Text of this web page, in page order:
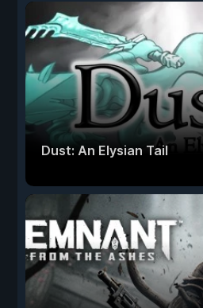
Dust: An Elysian Tail